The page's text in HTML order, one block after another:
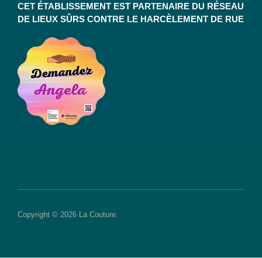
CET ÉTABLISSEMENT EST PARTENAIRE DU RÉSEAU
DE LIEUX SÛRS CONTRE LE HARCÈLEMENT DE RUE
Copyright © 2026 La Couture.